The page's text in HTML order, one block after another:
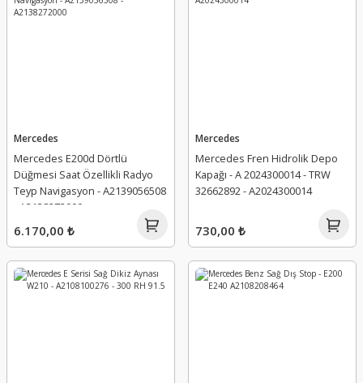
Mercedes
Mercedes E200d Dörtlü
Düğmesi Saat Özellikli Radyo
Teyp Navigasyon - A2139056508
- A2138272000
6.170,00 ₺
Mercedes
Mercedes Fren Hidrolik Depo
Kapağı - A 2024300014 - TRW
32662892 - A2024300014
730,00 ₺